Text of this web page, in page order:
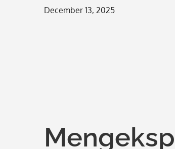
Posted
December 13, 2025